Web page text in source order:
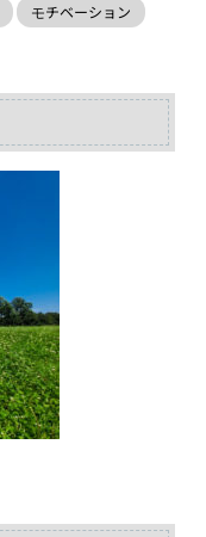
モチベーション